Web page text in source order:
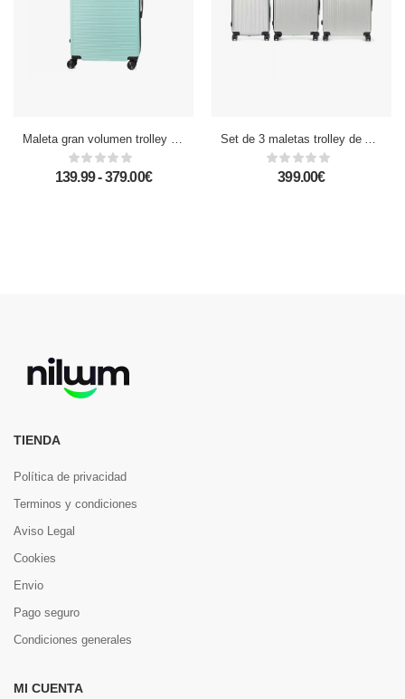
Maleta gran volumen trolley rígida ultraligera, de ABS de alta resistencia. Cerradura numérica y 4 ruedas dobles extraíbles y giratorias 360°.
139.99 - 379.00€
Set de 3 maletas trolley de ABS, ligeras y resistentes. Diseño listón.
399.00€
TIENDA
Política de privacidad
Terminos y condiciones
Aviso Legal
Cookies
Envio
Pago seguro
Condiciones generales
MI CUENTA